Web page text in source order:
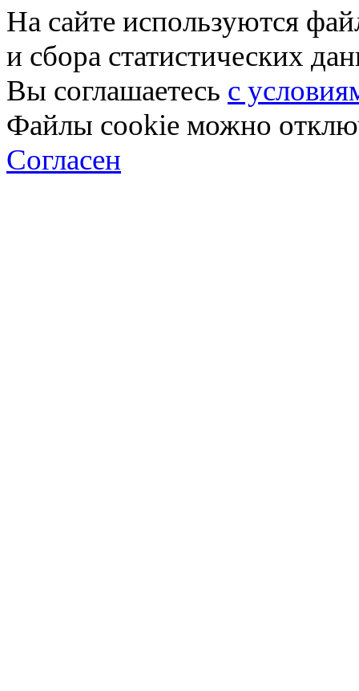
На сайте используются
и сбора статистических
Вы соглашаетесь с
Файлы cookie можно
Согласен